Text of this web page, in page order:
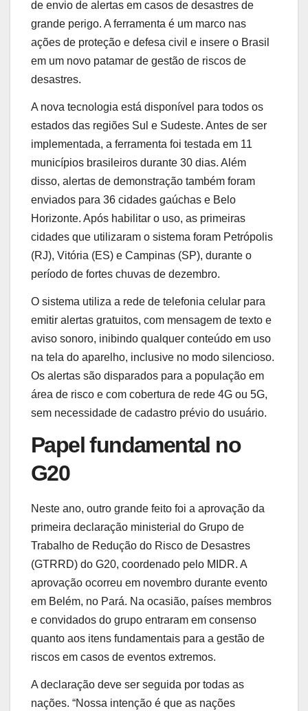
de envio de alertas em casos de desastres de
grande perigo. A ferramenta é um marco nas
ações de proteção e defesa civil e insere o Brasil
em um novo patamar de gestão de riscos de
desastres.
A nova tecnologia está disponível para todos os
estados das regiões Sul e Sudeste. Antes de ser
implementada, a ferramenta foi testada em 11
municípios brasileiros durante 30 dias. Além
disso, alertas de demonstração também foram
enviados para 36 cidades gaúchas e Belo
Horizonte. Após habilitar o uso, as primeiras
cidades que utilizaram o sistema foram Petrópolis
(RJ), Vitória (ES) e Campinas (SP), durante o
período de fortes chuvas de dezembro.
O sistema utiliza a rede de telefonia celular para
emitir alertas gratuitos, com mensagem de texto e
aviso sonoro, inibindo qualquer conteúdo em uso
na tela do aparelho, inclusive no modo silencioso.
Os alertas são disparados para a população em
área de risco e com cobertura de rede 4G ou 5G,
sem necessidade de cadastro prévio do usuário.
Papel fundamental no
G20
Neste ano, outro grande feito foi a aprovação da
primeira declaração ministerial do Grupo de
Trabalho de Redução do Risco de Desastres
(GTRRD) do G20, coordenado pelo MIDR. A
aprovação ocorreu em novembro durante evento
em Belém, no Pará. Na ocasião, países membros
e convidados do grupo entraram em consenso
quanto aos itens fundamentais para a gestão de
riscos em casos de eventos extremos.
A declaração deve ser seguida por todas as
nações. “Nossa intenção é que as nações